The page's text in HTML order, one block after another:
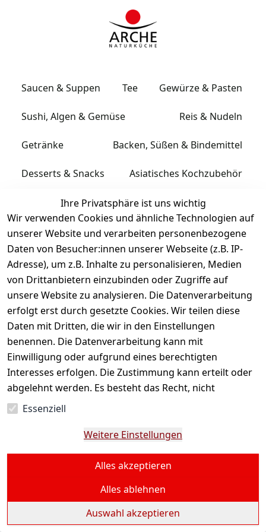
Saucen & Suppen Tee Gewürze & Pasten
Sushi, Algen & Gemüse Reis & Nudeln
Getränke Backen, Süßen & Bindemittel
Desserts & Snacks Asiatisches Kochzubehör
In ihr Konto einloggen
E-Mail *
Passwort *
Passwort vergessen?
Anmelden
Sie haben noch kein Konto?
Jetzt registrieren!
Ihre Privatsphäre ist uns wichtig
Wir verwenden Cookies und ähnliche Technologien auf
unserer Website und verarbeiten personenbezogene
Daten von Besucher:innen unserer Webseite (z.B. IP-
Adresse), um z.B. Inhalte zu personalisieren, Medien
von Drittanbietern einzubinden oder Zugriffe auf
unsere Website zu analysieren. Die Datenverarbeitung
erfolgt erst durch gesetzte Cookies. Wir teilen diese
Daten mit Dritten, die wir in den Einstellungen
benennen. Die Datenverarbeitung kann mit
Einwilligung oder aufgrund eines berechtigten
Interesses erfolgen. Die Zustimmung kann erteilt oder
abgelehnt werden. Es besteht das Recht, nicht
einzuwilligen und die Einwilligung zu einem späteren
Impressumund weitere Hinweise zur
Datenschutzerklärung.
Essenziell
Weitere Einstellungen
Alles akzeptieren
Alles ablehnen
Auswahl akzeptieren